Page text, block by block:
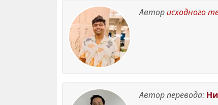
Авторисходного
Автор перевода: